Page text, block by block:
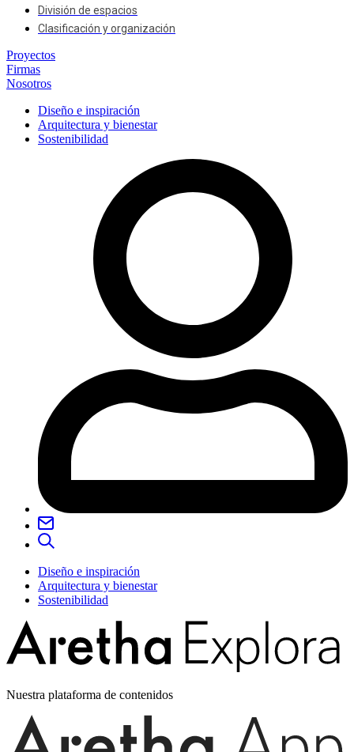
División de espacios
Clasificación y organización
Proyectos
Firmas
Nosotros
Diseño e inspiración
Arquitectura y bienestar
Sostenibilidad
Diseño e inspiración
Arquitectura y bienestar
Sostenibilidad
Nuestra plataforma de contenidos